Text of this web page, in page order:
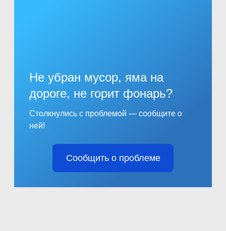
Не убран мусор, яма на
дороге, не горит фонарь?
Столкнулись с проблемой — сообщите о
ней!
Сообщить о проблеме